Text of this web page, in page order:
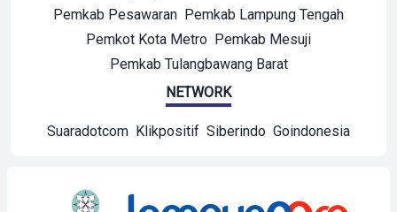
Pemkab Pesawaran Pemkab Lampung Tengah
Pemkot Kota Metro Pemkab Mesuji
Pemkab Tulangbawang Barat
NETWORK
Suaradotcom Klikpositif Siberindo Goindonesia